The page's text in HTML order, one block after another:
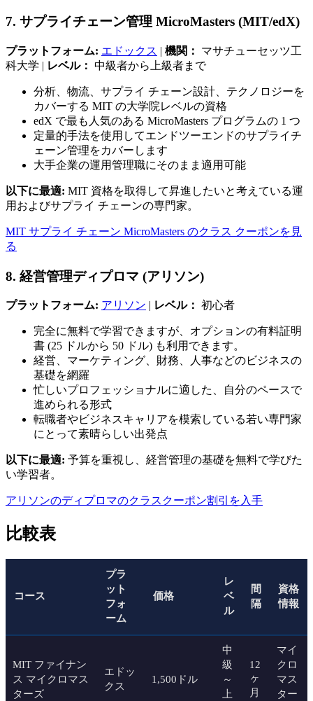
7. サプライチェーン管理 MicroMasters (MIT/edX)
プラットフォーム: エドックス | 機関：
マサチューセッツ工
科大学 | レベル： 中級者から上級者まで
分析、物流、サプライ チェーン設計、テクノロジーを
カバーする MIT の大学院レベルの資格
edX で最も人気のある MicroMasters プログラムの 1 つ
定量的手法を使用してエンドツーエンドのサプライチ
ェーン管理をカバーします
大手企業の運用管理職にそのまま適用可能
以下に最適: MIT 資格を取得して昇進したいと考えている運
用およびサプライ チェーンの専門家。
MIT サプライ チェーン MicroMasters のクラス クーポンを見
る
8. 経営管理ディプロマ (アリソン)
プラットフォーム: アリソン | レベル： 初心者
完全に無料で学習できますが、オプションの有料証明
書 (25 ドルから 50 ドル) も利用できます。
経営、マーケティング、財務、人事などのビジネスの
基礎を網羅
忙しいプロフェッショナルに適した、自分のペースで
進められる形式
転職者やビジネスキャリアを模索している若い専門家
にとって素晴らしい出発点
以下に最適: 予算を重視し、経営管理の基礎を無料で学びた
い学習者。
アリソンのディプロマのクラスクーポン割引を入手
比較表
コース
プラ
ット
フォ
ーム
価格
レ
ベ
ル
間
隔
資格
情報
MIT ファイナン
ス マイクロマス
ターズ
エドッ
クス
1,500ドル
中
級
～
上
12
ヶ
月
マイ
クロ
マス
ター